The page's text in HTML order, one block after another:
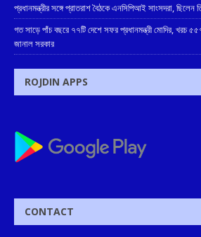
প্রধানমন্ত্রীর সঙ্গে প্রাতরাশ বৈঠকে এনসিপিআই সাংসদরা,
গত সাড়ে পাঁচ বছরে ৭৭টি দেশে সফর প্রধানমন্ত্রী মোদির, খরচ
জানাল সরকার
ROJDIN APPS
CONTACT